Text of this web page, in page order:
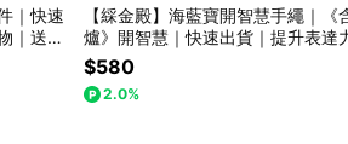
｜快速
｜送禮
【綵金殿】海藍寶開智慧手繩｜《
爐》開智慧｜快速出貨｜提升表達
定情緒｜新年禮物｜過年｜春節
$580
2.0%